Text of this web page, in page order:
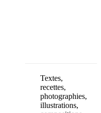
Textes,
recettes,
photographies,
illustrations,